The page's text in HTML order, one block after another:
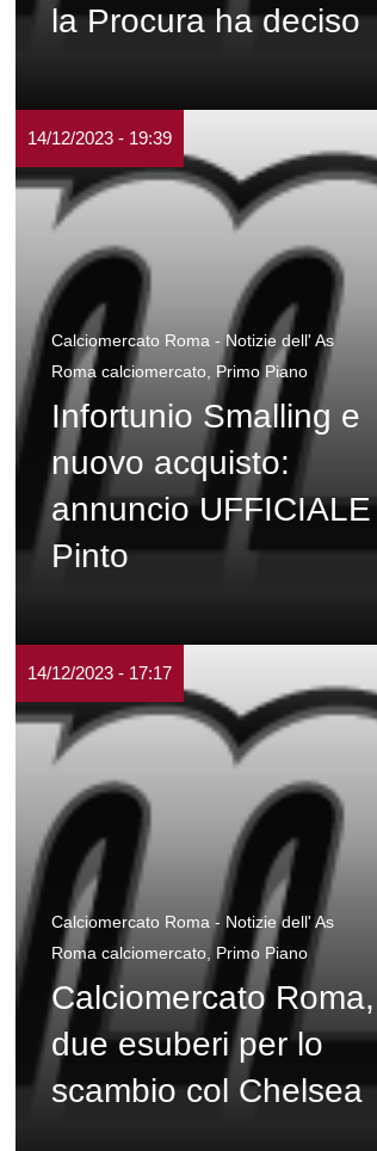
la Procura ha deciso
14/12/2023 - 19:39
Calciomercato Roma - Notizie dell' As
Roma calciomercato, Primo Piano
Infortunio Smalling e
nuovo acquisto:
annuncio UFFICIALE
Pinto
14/12/2023 - 17:17
Calciomercato Roma - Notizie dell' As
Roma calciomercato, Primo Piano
Calciomercato Roma,
due esuberi per lo
scambio col Chelsea